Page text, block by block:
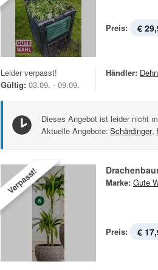
Preis: €
Leider verpasst!
Gültig: 03.09. - 09.09.
Händler:
Dieses Angebot ist leider nicht
Aktuelle Angebote: Schärdinger,
Verpasst! Marke: Gute
Preis: €